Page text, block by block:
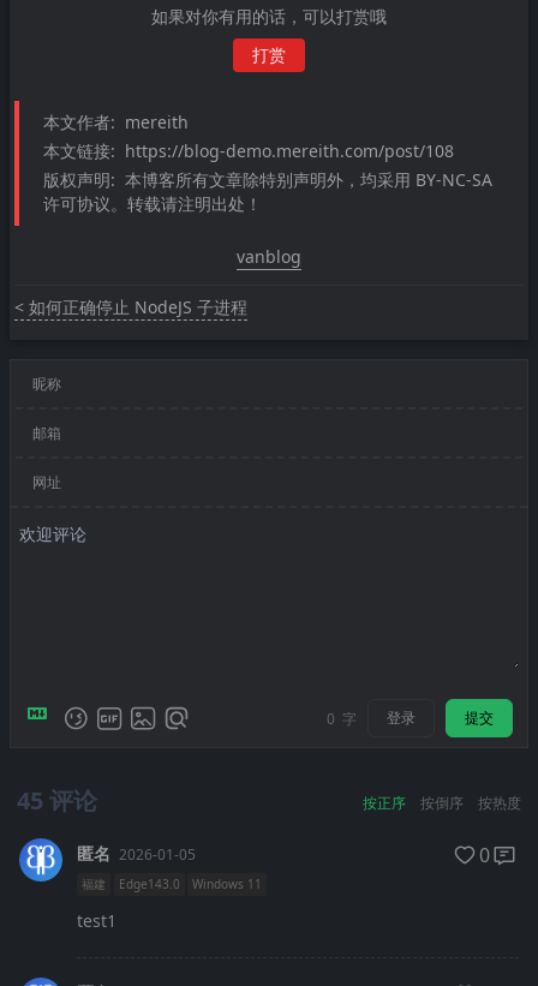
如果对你有用的话，可以打赏哦
打赏
本文作者: mereith
本文链接: https://blog-demo.mereith.com/post/108
版权声明: 本博客所有文章除特别声明外，均采用 BY-NC-SA
许可协议。转载请注明出处！
vanblog
< 如何正确停止 NodeJS 子进程
昵称
邮箱
网址
0 字 登录 提交
45 评论 按正序 按倒序 按热度
匿名 2026-01-05 0
福建 Edge143.0 Windows 11
test1